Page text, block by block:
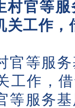
官等服
关工作
等服务
工作，
等服务